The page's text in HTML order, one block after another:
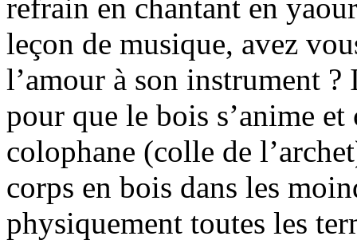
refrain en chantant en
leçon de musique, avez
l’amour à son instrument
pour que le bois s’anime
colophane (colle de
corps en bois dans les
physiquement toutes les